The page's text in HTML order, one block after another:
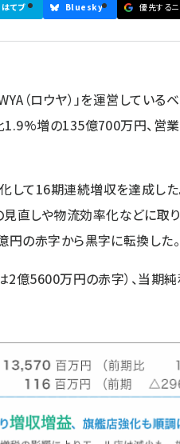
はてブ Bluesky 優先する
（ロウヤ）」を運営してい
増の135億700万円、営
して16期連続増収を達成し
直しや物流効率化などに取
円の赤字から黒字に転換した。
億5600万円の赤字）、当期